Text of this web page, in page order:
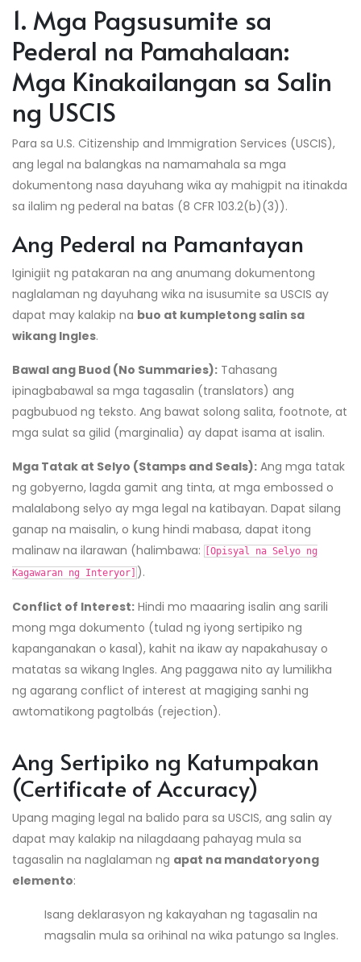
1. Mga Pagsusumite sa
Pederal na Pamahalaan:
Mga Kinakailangan sa Salin
ng USCIS
Para sa U.S. Citizenship and Immigration Services (USCIS),
ang legal na balangkas na namamahala sa mga
dokumentong nasa dayuhang wika ay mahigpit na itinakda
sa ilalim ng pederal na batas (8 CFR 103.2(b)(3)).
Ang Pederal na Pamantayan
Iginigiit ng patakaran na ang anumang dokumentong
naglalaman ng dayuhang wika na isusumite sa USCIS ay
dapat may kalakip na buo at kumpletong salin sa
wikang Ingles.
Bawal ang Buod (No Summaries): Tahasang
ipinagbabawal sa mga tagasalin (translators) ang
pagbubuod ng teksto. Ang bawat solong salita, footnote, at
mga sulat sa gilid (marginalia) ay dapat isama at isalin.
Mga Tatak at Selyo (Stamps and Seals): Ang mga tatak
ng gobyerno, lagda gamit ang tinta, at mga embossed o
malalabong selyo ay mga legal na katibayan. Dapat silang
ganap na maisalin, o kung hindi mabasa, dapat itong
malinaw na ilarawan (halimbawa:
[Opisyal na Selyo ng
Kagawaran ng Interyor] ).
Conflict of Interest: Hindi mo maaaring isalin ang sarili
mong mga dokumento (tulad ng iyong sertipiko ng
kapanganakan o kasal), kahit na ikaw ay napakahusay o
matatas sa wikang Ingles. Ang paggawa nito ay lumilikha
ng agarang conflict of interest at magiging sanhi ng
awtomatikong pagtolbás (rejection).
Ang Sertipiko ng Katumpakan
(Certificate of Accuracy)
Upang maging legal na balido para sa USCIS, ang salin ay
dapat may kalakip na nilagdaang pahayag mula sa
tagasalin na naglalaman ng apat na mandatoryong
elemento:
Isang deklarasyon ng kakayahan ng tagasalin na
magsalin mula sa orihinal na wika patungo sa Ingles.